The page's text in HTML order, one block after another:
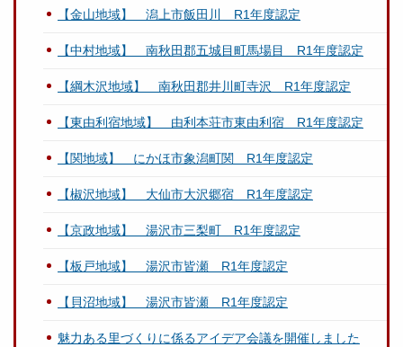
【金山地域】 潟上市飯田川 R1年度認定
【中村地域】 南秋田郡五城目町馬場目 R1年度認定
【綱木沢地域】 南秋田郡井川町寺沢 R1年度認定
【東由利宿地域】 由利本荘市東由利宿 R1年度認定
【関地域】 にかほ市象潟町関 R1年度認定
【椒沢地域】 大仙市大沢郷宿 R1年度認定
【京政地域】 湯沢市三梨町 R1年度認定
【板戸地域】 湯沢市皆瀬 R1年度認定
【貝沼地域】 湯沢市皆瀬 R1年度認定
魅力ある里づくりに係るアイデア会議を開催しました